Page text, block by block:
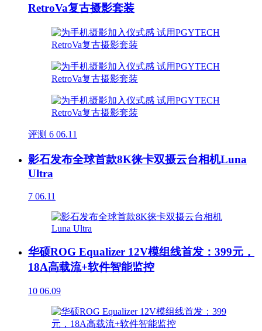
RetroVa复古摄影套装
评测 6 06.11
影石发布全球首款8K徕卡双摄云台相机Luna
Ultra
7 06.11
华硕ROG Equalizer 12V模组线首发：399元，
18A高载流+软件智能监控
10 06.09